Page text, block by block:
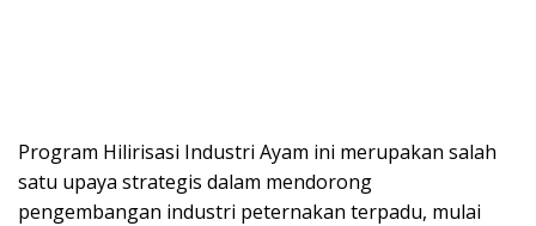
Program Hilirisasi Industri Ayam ini merupakan salah
satu upaya strategis dalam mendorong
pengembangan industri peternakan terpadu, mulai